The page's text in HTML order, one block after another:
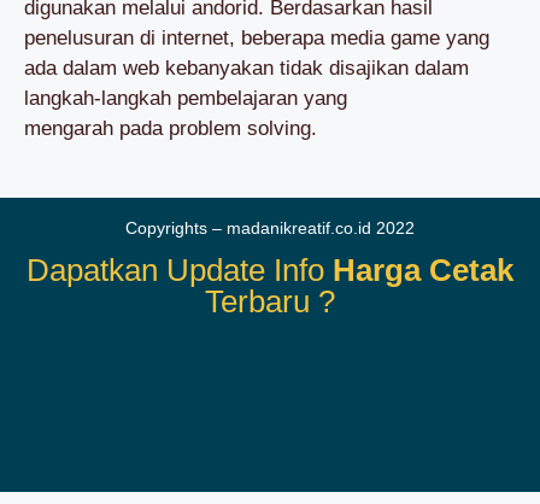
digunakan melalui andorid. Berdasarkan hasil
penelusuran di internet, beberapa media game yang
ada dalam web kebanyakan tidak disajikan dalam
langkah-langkah pembelajaran yang
mengarah pada problem solving.
Copyrights – madanikreatif.co.id 2022
Dapatkan Update Info Harga Cetak
Terbaru ?